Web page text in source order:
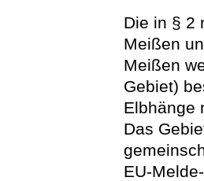
Die in § 2
Meißen
Meißen
Gebiet)
Elbhänge
Das
EU-